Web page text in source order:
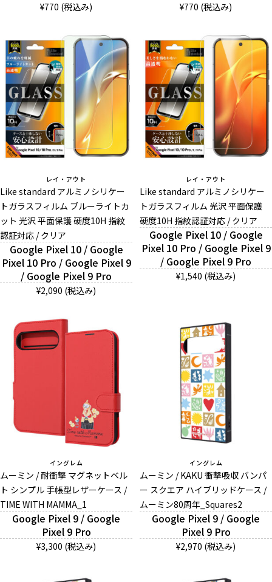
¥770 (税込み) ¥770 (税込み)
レイ・アウト
Like standard アルミノシリケー
トガラスフィルム ブルーライトカ
ット 光沢 平面保護 硬度10H 指紋
認証対応 / クリア
Google Pixel 10 / Google
Pixel 10 Pro / Google Pixel 9
/ Google Pixel 9 Pro
¥2,090 (税込み)
レイ・アウト
Like standard アルミノシリケー
トガラスフィルム 光沢 平面保護
硬度10H 指紋認証対応 / クリア
Google Pixel 10 / Google
Pixel 10 Pro / Google Pixel 9
/ Google Pixel 9 Pro
¥1,540 (税込み)
イングレム
ムーミン / 耐衝撃 マグネットベル
ト シンプル 手帳型レザーケース /
TIME WITH MAMMA_1
Google Pixel 9 / Google
Pixel 9 Pro
¥3,300 (税込み)
イングレム
ムーミン / KAKU 衝撃吸収 バンパ
ー スクエア ハイブリッドケース /
ムーミン80周年_Squares2
Google Pixel 9 / Google
Pixel 9 Pro
¥2,970 (税込み)